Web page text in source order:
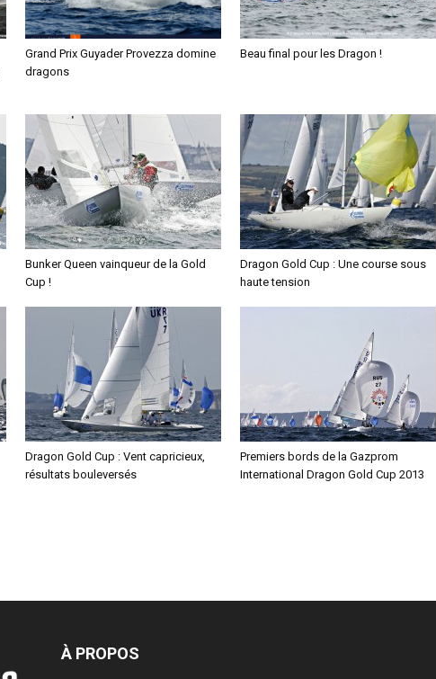
Grand Prix Guyader Provezza domine
dragons
Beau final pour les Dragon !
Bunker Queen vainqueur de la Gold
Cup !
Dragon Gold Cup : Une course sous
haute tension
Dragon Gold Cup : Vent capricieux,
résultats bouleversés
Premiers bords de la Gazprom
International Dragon Gold Cup 2013
À PROPOS